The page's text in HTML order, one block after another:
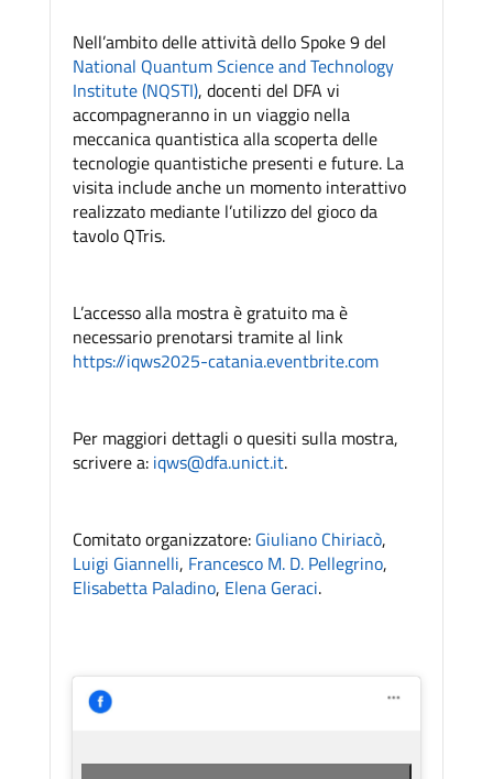
Nell’ambito delle attività dello Spoke 9 del
National Quantum Science and Technology
Institute (NQSTI), docenti del DFA vi
accompagneranno in un viaggio nella
meccanica quantistica alla scoperta delle
tecnologie quantistiche presenti e future. La
visita include anche un momento interattivo
realizzato mediante l’utilizzo del gioco da
tavolo QTris.
L’accesso alla mostra è gratuito ma è
necessario prenotarsi tramite al link
https://iqws2025-catania.eventbrite.com
Per maggiori dettagli o quesiti sulla mostra,
scrivere a: iqws@dfa.unict.it.
Comitato organizzatore: Giuliano Chiriacò,
Luigi Giannelli, Francesco M. D. Pellegrino,
Elisabetta Paladino, Elena Geraci.